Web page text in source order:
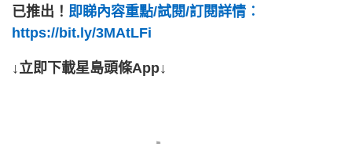
已推出！ 即睇內容重點/試閱/訂閱詳情︰
https://bit.ly/3MAtLFi
↓立即下載星島頭條App↓